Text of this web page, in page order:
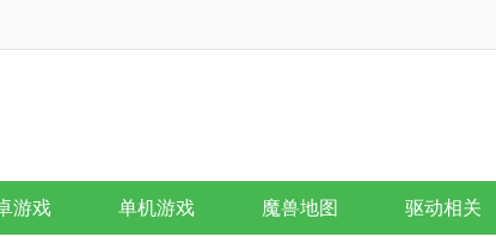
游戏 单机游戏 魔兽地图 驱动相关